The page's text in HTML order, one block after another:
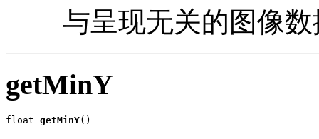
与呈现无关的图像
getMinY
float getMinY()